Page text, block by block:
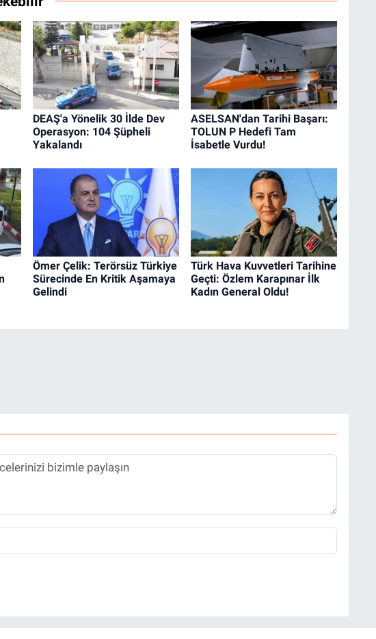
DEAŞ'a Yönelik 30 İlde Dev
Operasyon: 104 Şüpheli
Yakalandı
ASELSAN'dan Tarihi Başarı:
TOLUN P Hedefi Tam
İsabetle Vurdu!
Ömer Çelik: Terörsüz Türkiye
Sürecinde En Kritik Aşamaya
Gelindi
Türk Hava Kuvvetleri Tarihine
Geçti: Özlem Karapınar İlk
Kadın General Oldu!